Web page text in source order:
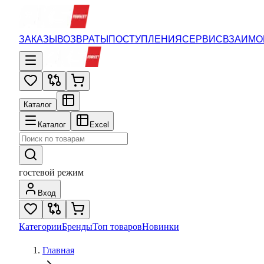
ЗАКАЗЫВОЗВРАТЫПОСТУПЛЕНИЯСЕРВИС
Каталог
Каталог Excel
гостевой режим
Вход
КатегорииБрендыТоп товаровНовинки
Главная